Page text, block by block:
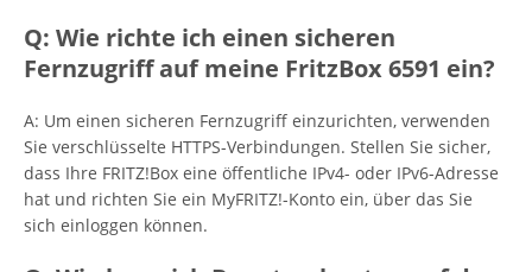
Q: Wie richte ich einen sicheren
Fernzugriff auf meine FritzBox 6591 ein?
A: Um einen sicheren Fernzugriff einzurichten, verwenden
Sie verschlüsselte HTTPS-Verbindungen. Stellen Sie sicher,
dass Ihre FRITZ!Box eine öffentliche IPv4- oder IPv6-Adresse
hat und richten Sie ein MyFRITZ!-Konto ein, über das Sie
sich einloggen können.